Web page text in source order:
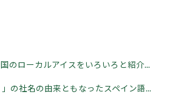
のローカルアイスをいろいろと紹介...
」の社名の由来ともなったスペイン語...